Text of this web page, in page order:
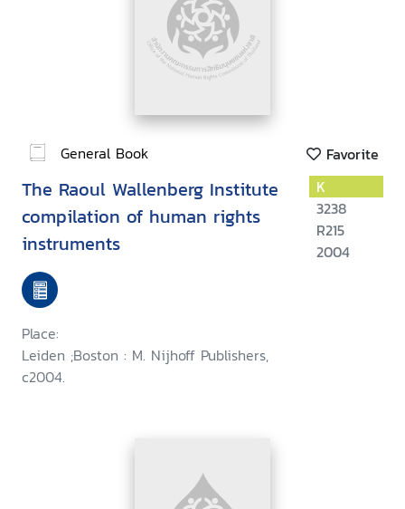
General Book Favorite
The Raoul Wallenberg Institute
compilation of human rights
instruments
Place:
Leiden ;Boston : M. Nijhoff Publishers,
c2004.
K
3238
R215
2004